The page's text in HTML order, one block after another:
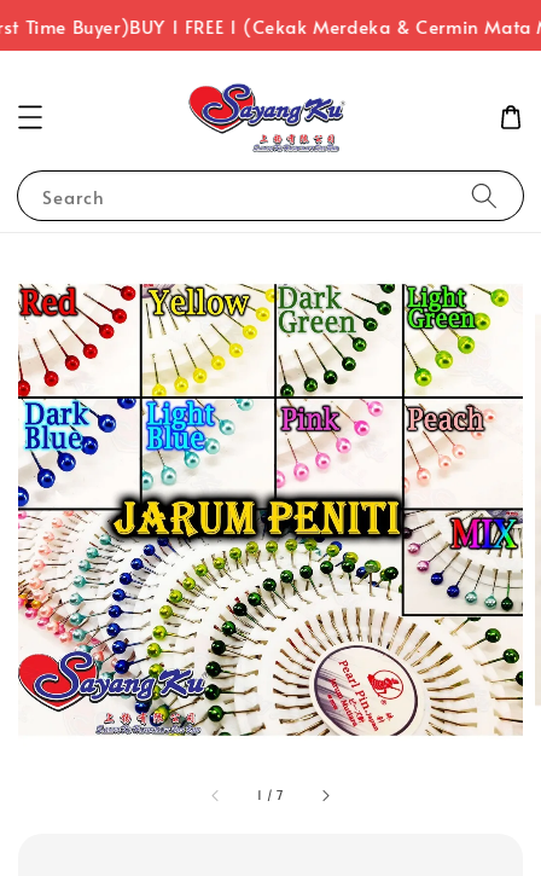
Time Buyer)BUY 1 FREE 1 (Cekak Merdeka & Cermin Mata
Search
1 /7